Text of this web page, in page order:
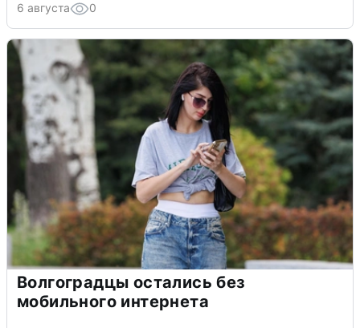
6 августа 0
Волгоградцы остались без
мобильного интернета